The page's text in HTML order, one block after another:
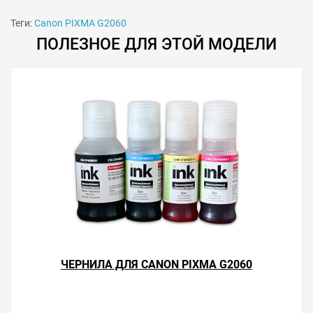
Особенности использования
Сброс памперса рекомендуется делать тогда, когда
уровень отработки не ниже 15 %. Иногда может не
изменяться индикация диода с красного на зелёный
цвет. В этом случае проверьте точность попадания
Решили купить программатор памперса Canon PIXMA
Теги:Canon PIXMA G2060
ПОЛЕЗНОЕ ДЛЯ ЭТОЙ МОДЕЛИ
ЧЕРНИЛА ДЛЯ CANON PIXMA G2060